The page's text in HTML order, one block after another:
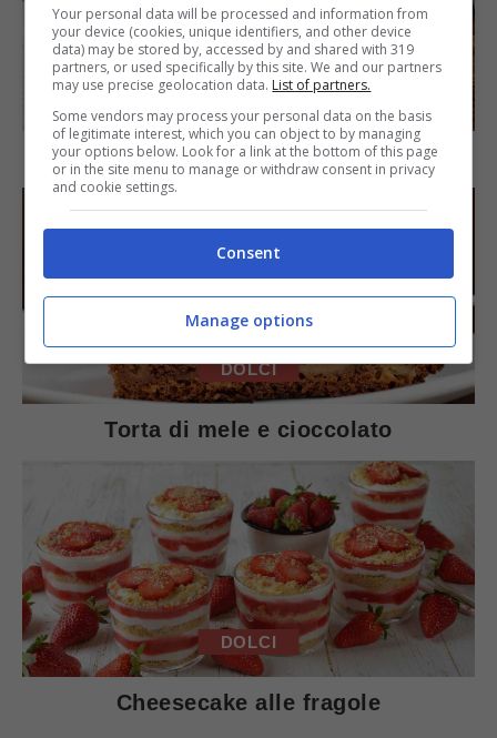
SECONDI PIATTI
Arista di maiale al latte
DOLCI
Torta di mele e cioccolato
DOLCI
Cheesecake alle fragole
Your personal data will be processed and information from
your device (cookies, unique identifiers, and other device
data) may be stored by, accessed by and shared with 319
partners, or used specifically by this site. We and our partners
may use precise geolocation data. List of partners.
Some vendors may process your personal data on the basis
of legitimate interest, which you can object to by managing
your options below. Look for a link at the bottom of this page
or in the site menu to manage or withdraw consent in privacy
and cookie settings.
Consent
Manage options